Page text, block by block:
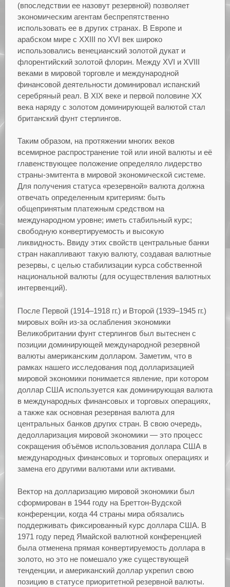
(впоследствии ее назовут резервной) позволяет
экономическим агентам беспрепятственно
использовать ее в других странах. В Европе и
арабском мире с XXIII по XVI век широко
использовались венецианский золотой дукат и
флорентийский золотой флорин. Между XVI и XVIII
веками в мировой торговле и международной
финансовой деятельности доминировал испанский
серебряный реал. В XIX веке и первой половине XX
века наряду с золотом доминирующей валютой стал
британский фунт стерлингов.
Таким образом, на протяжении многих веков
всемирное распространение той или иной валюты и её
главенствующее положение определяло лидерство
страны-эмитента в мировой экономической системе.
Для получения статуса «резервной» валюта должна
отвечать определенным критериям: быть
общепринятым платежным средством на
международном уровне; иметь стабильный курс;
свободную конвертируемость и высокую
ликвидность. Ввиду этих свойств центральные банки
стран накапливают такую валюту, создавая валютные
резервы, с целью стабилизации курса собственной
национальной валюты (для осуществления валютных
интервенций).
После Первой (1914–1918 гг.) и Второй (1939–1945 гг.)
мировых войн из-за ослабления экономики
Великобритании фунт стерлингов был вытеснен с
позиции доминирующей международной резервной
валюты американским долларом. Заметим, что в
рамках нашего исследования под долларизацией
мировой экономики понимается явление, при котором
доллар США используется как доминирующая валюта
в международных финансовых и торговых операциях,
а также как основная резервная валюта для
центральных банков других стран. В свою очередь,
дедолларизация мировой экономики — это процесс
сокращения объёмов использования доллара США в
международных финансовых и торговых операциях и
замена его другими валютами или активами.
Вектор на долларизацию мировой экономики был
сформирован в 1944 году на Бреттон-Вудской
конференции, когда 44 страны мира обязались
поддерживать фиксированный курс доллара США. В
1971 году перед Ямайской валютной конференцией
была отменена прямая конвертируемость доллара в
золото, но это не помешало уже существующей
тенденции, и американский доллар укрепил свою
позицию в статусе приоритетной резервной валюты.